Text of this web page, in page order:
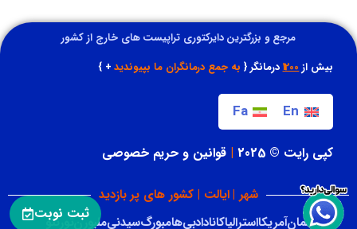
ثبت نوبت
مرجع و بزرگترین دایرکتوری تراپیست های خارج از کشور
بیش از1200درمانگر { به جمع درمانگران ما بپیوندید+ }
En
Fa
کپی رایت © 2025 | قوانین و حریم خصوصی
شهر | ایالت | کشور های پر بازدید
آلمانآمریکااسترالیاکانادادبیهامبورگسیدنیملبورنتورنتو